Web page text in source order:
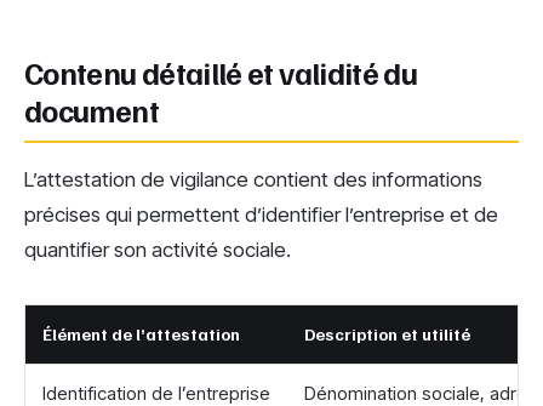
Contenu détaillé et validité du
document
L’attestation de vigilance contient des informations
précises qui permettent d’identifier l’entreprise et de
quantifier son activité sociale.
Élément de l’attestation Description et utilité
Identification de l’entreprise Dénomination sociale,